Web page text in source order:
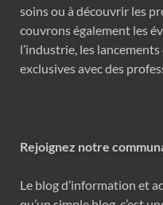
soins ou à découvrir les
couvrons également les
l’industrie, les
exclusives avec des
Rejoignez notre
Le blog d’information et